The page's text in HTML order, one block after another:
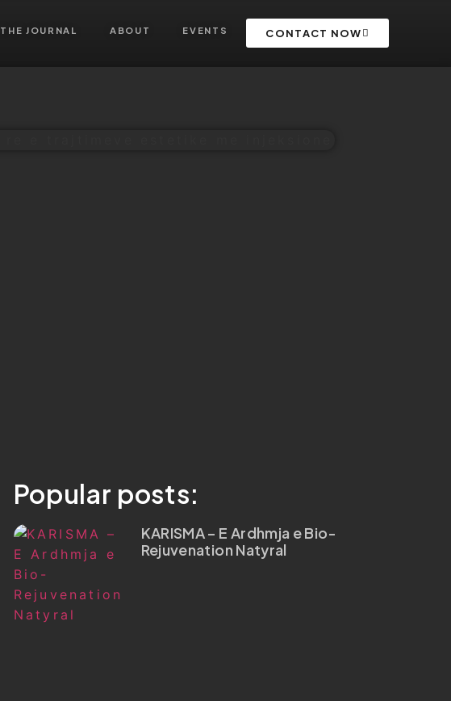
THE JOURNAL ABOUT EVENTS CONTACT NOW
Popular posts:
KARISMA – E Ardhmja e Bio-
Rejuvenation Natyral